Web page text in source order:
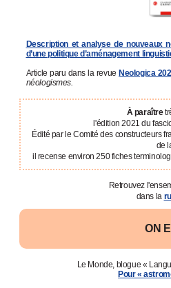
Description et analyse de nouveaux
d’une politique d’aménagement
Article paru dans la revue Neologica
néologismes.
À paraître
l'édition 2021 du
Édité par le Comité des constructeurs
de
il recense environ 250 fiches
Retrouvez
dans la
ON
Le Monde, blogue «
Pour «